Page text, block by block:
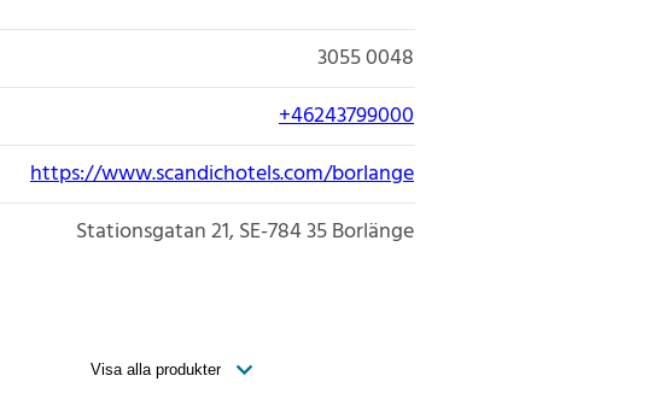
3055 0048
+46243799000
https://www.scandichotels.com/borlange
Stationsgatan 21 SE-784 35Borlänge